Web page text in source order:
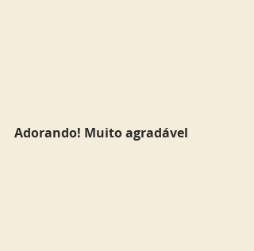
Adorando! Muito agradável